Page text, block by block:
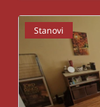
Stanovi